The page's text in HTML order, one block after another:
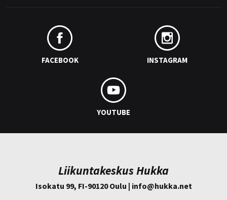
FACEBOOK INSTAGRAM
YOUTUBE
Liikuntakeskus Hukka
Isokatu 99, FI-90120 Oulu | info@hukka.net